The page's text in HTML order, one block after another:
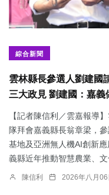
綜合新聞
雲林縣長參選人劉建國
三大政見 劉建國：嘉義
【記者陳信利／雲嘉報導
隊拜會嘉義縣長翁章梁，
基地及亞洲無人機AI創新
義縣近年推動智慧農業、文
陳信利 2026年八月06